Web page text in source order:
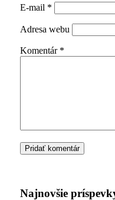
E-mail *
Adresa webu
Komentár *
Najnovšie